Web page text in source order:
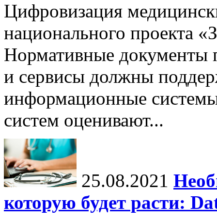
Цифровизация
национального проекта
Нормативные документы
и сервисы должны
информационные
систем оценивают...
25.08.2021
которую будет расти: